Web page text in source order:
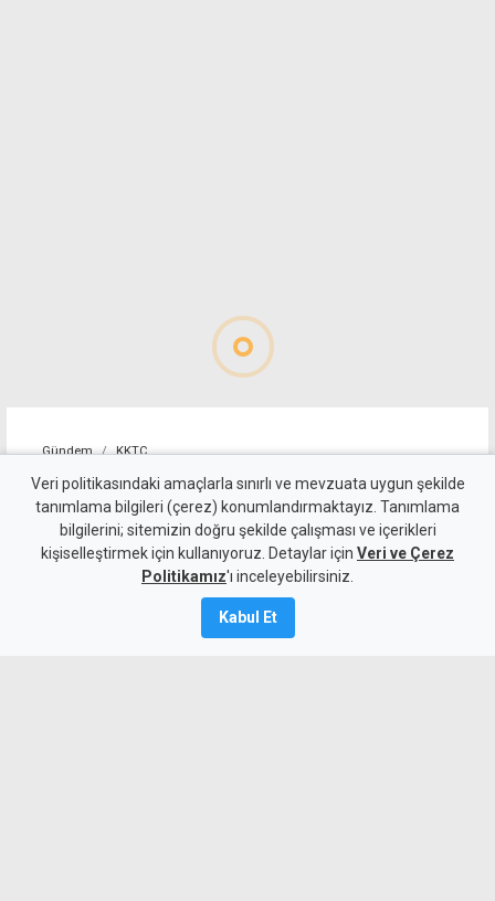
Gündem KKTC
Sıcakta çalışma yasağını
ihlal eden 19 iş yerine uyarı
7 Ağustos 2026
Veri politikasındaki amaçlarla sınırlı ve mevzuata uygun şekilde
tanımlama bilgileri (çerez) konumlandırmaktayız. Tanımlama
bilgilerini; sitemizin doğru şekilde çalışması ve içerikleri
kişiselleştirmek için kullanıyoruz. Detaylar için Veri ve Çerez
Politikamız'ı inceleyebilirsiniz.
Kabul Et